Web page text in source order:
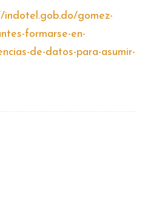
indotel.gob.do/gomez-
formarse-en-
de-datos-para-asumir-